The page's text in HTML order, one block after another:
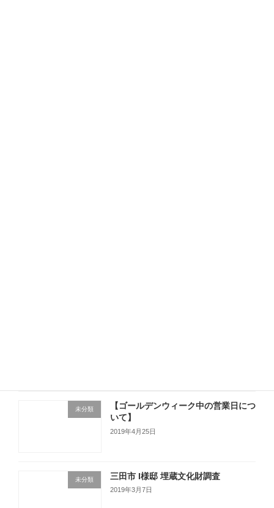
未分類
【ゴールデンウィーク中の営業日につ
いて】
2019年4月25日
未分類 三田市 I様邸 埋蔵文化財調査
2019年3月7日